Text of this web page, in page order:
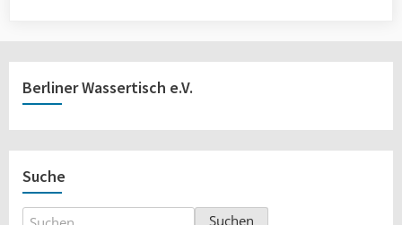
Berliner Wassertisch e.V.
Suche
Suchen